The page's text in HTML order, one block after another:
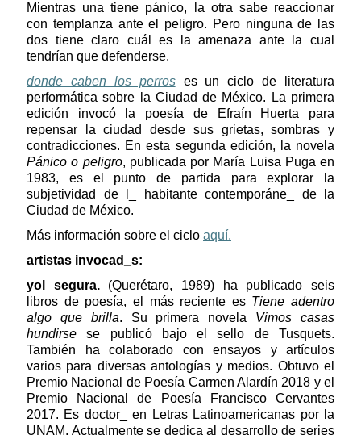
Mientras una tiene pánico, la otra sabe reaccionar
con templanza ante el peligro. Pero ninguna de las
dos tiene claro cuál es la amenaza ante la cual
tendrían que defenderse.
donde caben los perroses un ciclo de literatura
performática sobre la Ciudad de México. La primera
edición invocó la poesía de Efraín Huerta para
repensar la ciudad desde sus grietas, sombras y
contradicciones. En esta segunda edición, la novela
Pánico o peligro, publicada por María Luisa Puga en
1983, es el punto de partida para explorar la
subjetividad de l_ habitante contemporáne_ de la
Ciudad de México.
Más información sobre el ciclo aquí.
artistas invocad_s:
yol segura. (Querétaro, 1989)
ha publicado seis
libros de poesía, el más reciente es Tiene adentro
algo que brilla. Su primera novela
Vimos casas
hundirse se publicó bajo el sello de Tusquets.
También ha colaborado con ensayos y artículos
varios para diversas antologías y medios. Obtuvo el
Premio Nacional de Poesía Carmen Alardín 2018 y el
Premio Nacional de Poesía Francisco Cervantes
2017. Es doctor_ en Letras Latinoamericanas por la
UNAM. Actualmente se dedica al desarrollo de series